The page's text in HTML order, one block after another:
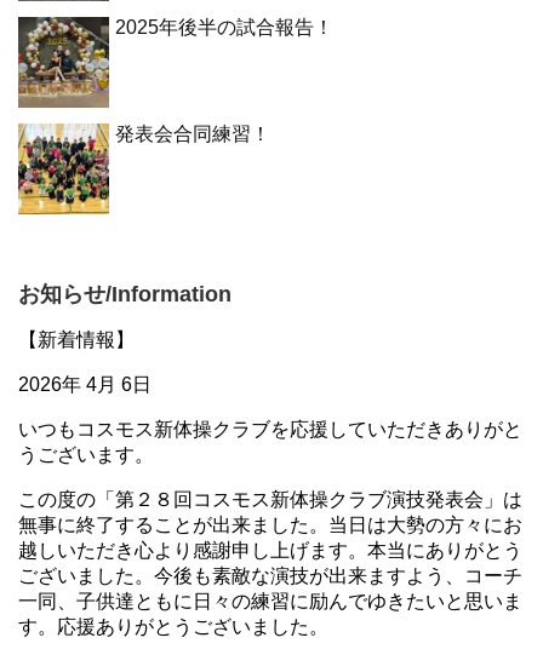
2025年後半の試合報告！
発表会合同練習！
お知らせ/Information
【新着情報】
2026年 4月 6日
いつもコスモス新体操クラブを応援していただきありがと
うございます。
この度の「第２８回コスモス新体操クラブ演技発表会」は
無事に終了することが出来ました。当日は大勢の方々にお
越しいただき心より感謝申し上げます。本当にありがとう
ございました。今後も素敵な演技が出来ますよう、コーチ
一同、子供達ともに日々の練習に励んでゆきたいと思いま
す。応援ありがとうございました。